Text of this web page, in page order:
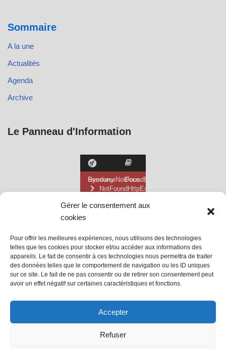
Gérer le consentement aux
cookies
Pour offrir les meilleures expériences, nous utilisons des technologies
telles que les cookies pour stocker et/ou accéder aux informations des
appareils. Le fait de consentir à ces technologies nous permettra de traiter
des données telles que le comportement de navigation ou les ID uniques
sur ce site. Le fait de ne pas consentir ou de retirer son consentement peut
avoir un effet négatif sur certaines caractéristiques et fonctions.
Accepter
Refuser
Sommaire
A la une
Actualités
Agenda
Archive
Le Panneau d'Information
@ Mairie de Grainville la Teinturière
Site propulsé par Tambour de Ville